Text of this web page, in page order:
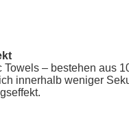
Towels – bestehen aus
innerhalb weniger